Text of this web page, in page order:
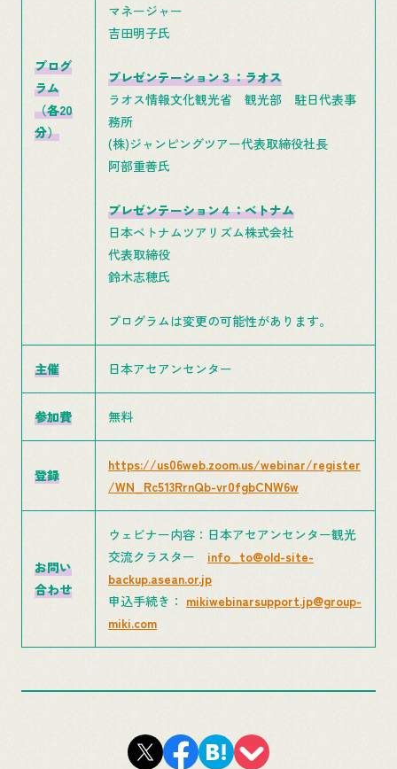
プログ
ラム
（各20
分）
マネージャー
吉田明子氏
プレゼンテーション３：ラオス
ラオス情報文化観光省 観光部 駐日代表事
務所
(株)ジャンピングツアー代表取締役社長
阿部重善氏
プレゼンテーション４：ベトナム
日本ベトナムツアリズム株式会社
代表取締役
鈴木志穂氏
プログラムは変更の可能性があります。
主催 日本アセアンセンター
参加費 無料
登録
https://us06web.zoom.us/webinar/register
/WN_Rc513RrnQb-vr0fgbCNW6w
お問い
合わせ
ウェビナー内容：日本アセアンセンター観光
交流クラスター info_to@old-site-
backup.asean.or.jp
申込手続き： mikiwebinarsupport.jp@group-
miki.com